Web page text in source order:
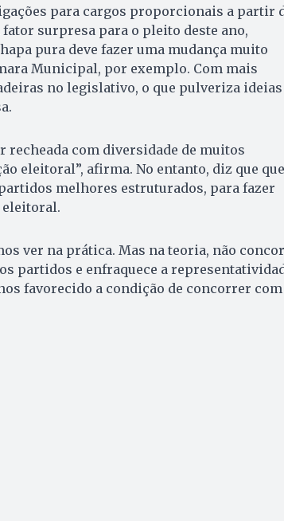
para cargos proporcionais a partir
surpresa para o pleito deste ano,
pura deve fazer uma mudança muito
Municipal, por exemplo. Com mais
no legislativo, o que pulveriza ideias
recheada com diversidade de muitos
eleitoral”, afirma. No entanto, diz que
melhores estruturados, para fazer
ver na prática. Mas na teoria, não
partidos e enfraquece a
favorecido a condição de concorrer com